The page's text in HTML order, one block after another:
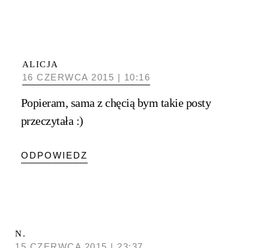
ALICJA
16 CZERWCA 2015 | 10:16
Popieram, sama z chęcią bym takie posty
przeczytała :)
ODPOWIEDZ
N.